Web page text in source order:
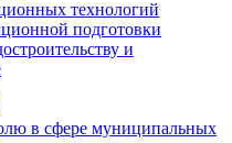
технологий
подготовки
и
в сфере муниципальных